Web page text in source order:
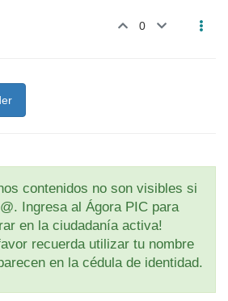
0
contenidos no son visibles si
Ingresa al Ágora PIC para
en la ciudadanía activa!
recuerda utilizar tu nombre
en la cédula de identidad.